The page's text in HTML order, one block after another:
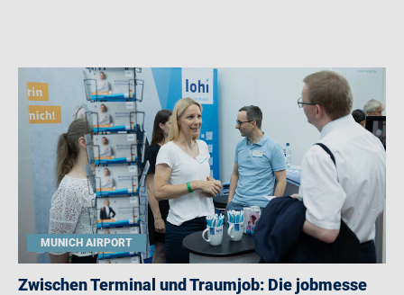
MUNICH AIRPORT
Zwischen Terminal und Traumjob: Die jobmesse